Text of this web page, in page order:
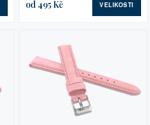
od 495 Kč VELIKOSTI